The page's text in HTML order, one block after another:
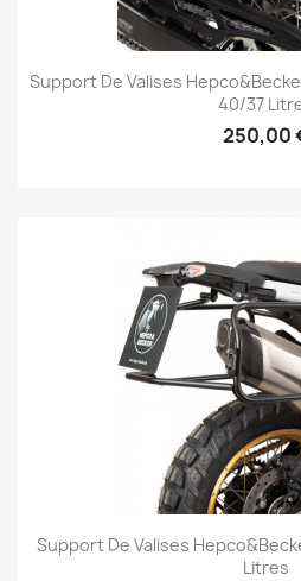
Support De Valises
40/37
250,00
Support De Valises
Litres